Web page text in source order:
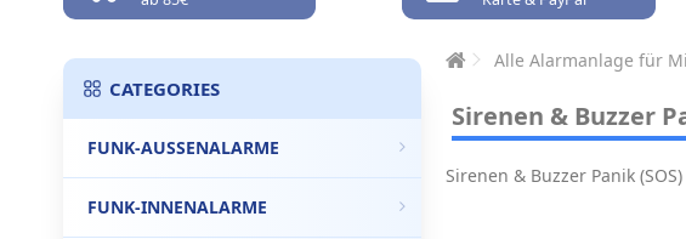
Alle Alarmanlage für
Sirenen & Buzzer
Sirenen & Buzzer Panik
CATEGORIES
FUNK-AUSSENALARME
FUNK-INNENALARME